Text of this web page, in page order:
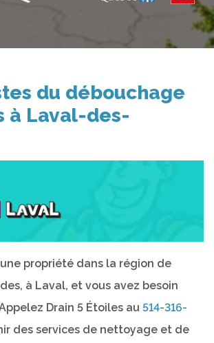
du débouchage
à Laval-des-
propriété dans la région de
à Laval, et vous avez besoin
Drain 5 Étoiles au 514-316-
des services de nettoyage et de